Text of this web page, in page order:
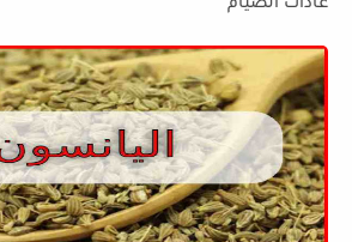
عادات الصيام